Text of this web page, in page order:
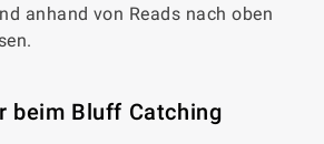
anhand von Reads nach oben
beim Bluff Catching